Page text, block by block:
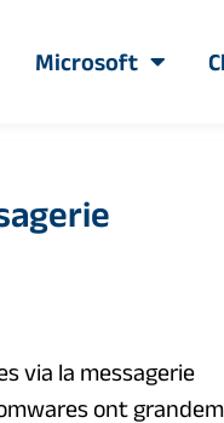
Microsoft
via la messagerie
ont